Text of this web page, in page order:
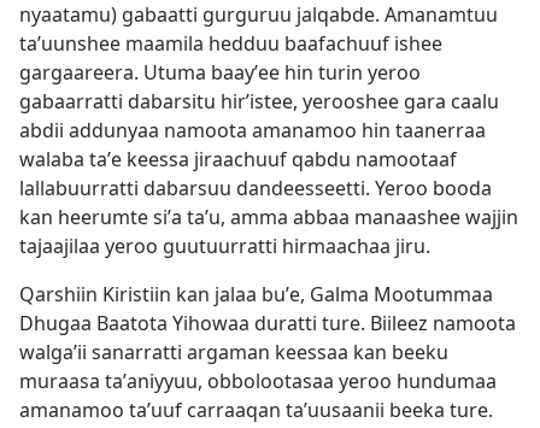
nyaatamu) gabaatti gurguruu jalqabde. Amanamtuu
taʼuunshee maamila hedduu baafachuuf ishee
gargaareera. Utuma baayʼee hin turin yeroo
gabaarratti dabarsitu hirʼistee, yerooshee gara caalu
abdii addunyaa namoota amanamoo hin taanerraa
walaba taʼe keessa jiraachuuf qabdu namootaaf
lallabuurratti dabarsuu dandeesseetti. Yeroo booda
kan heerumte siʼa taʼu, amma abbaa manaashee wajjin
tajaajilaa yeroo guutuurratti hirmaachaa jiru.
Qarshiin Kiristiin kan jalaa buʼe, Galma Mootummaa
Dhugaa Baatota Yihowaa duratti ture. Biileez namoota
walgaʼii sanarratti argaman keessaa kan beeku
muraasa taʼaniyyuu, obbolootasaa yeroo hundumaa
amanamoo taʼuuf carraaqan taʼuusaanii beeka ture.